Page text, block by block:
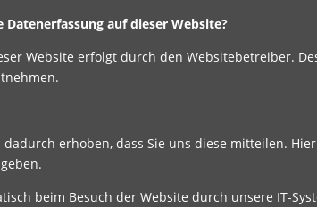
auf dieser Website?
Website erfolgt durch den Websitebetreiber.
erhoben, dass Sie uns diese mitteilen.
beim Besuch der Website durch unsere IT-